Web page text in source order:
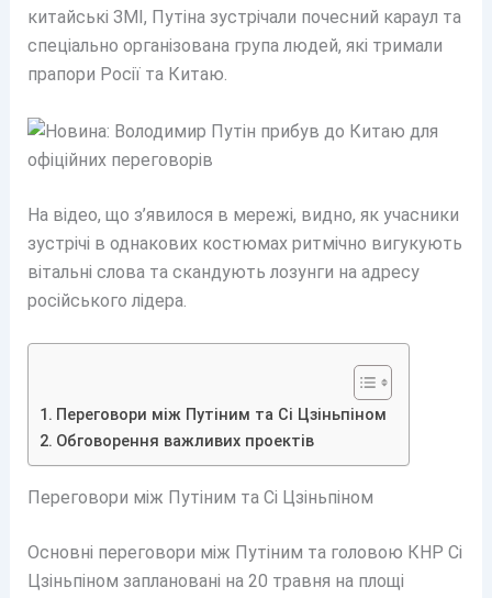
китайські ЗМІ, Путіна зустрічали почесний караул та
спеціально організована група людей, які тримали
прапори Росії та Китаю.
На відео, що з’явилося в мережі, видно, як учасники
зустрічі в однакових костюмах ритмічно вигукують
вітальні слова та скандують лозунги на адресу
російського лідера.
Переговори між Путіним та Сі Цзіньпіном
Обговорення важливих проектів
Переговори між Путіним та Сі Цзіньпіном
Основні переговори між Путіним та головою КНР Сі
Цзіньпіном заплановані на 20 травня на площі